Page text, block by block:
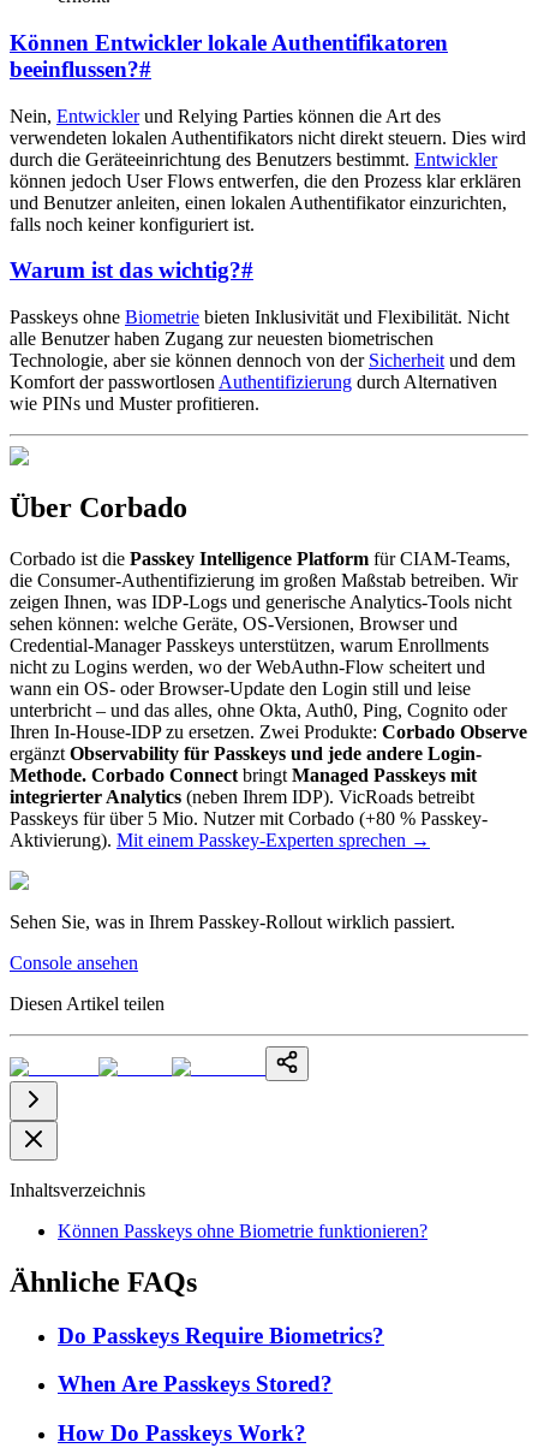
Können Entwickler lokale Authentifikatoren
beeinflussen?#
Nein, Entwicklerund Relying Parties können die Art des
verwendeten lokalen Authentifikators nicht direkt steuern. Dies wird
durch die Geräteeinrichtung des Benutzers bestimmt. Entwickler
können jedoch User Flows entwerfen, die den Prozess klar erklären
und Benutzer anleiten, einen lokalen Authentifikator einzurichten,
falls noch keiner konfiguriert ist.
Warum ist das wichtig?#
Passkeys ohne Biometrie bieten Inklusivität und Flexibilität. Nicht
alle Benutzer haben Zugang zur neuesten biometrischen
Technologie, aber sie können dennoch von der Sicherheit und dem
Komfort der passwortlosen Authentifizierung durch Alternativen
wie PINs und Muster profitieren.
Über Corbado
Corbado ist die Passkey Intelligence Platform für CIAM-Teams,
die Consumer-Authentifizierung im großen Maßstab betreiben. Wir
zeigen Ihnen, was IDP-Logs und generische Analytics-Tools nicht
sehen können: welche Geräte, OS-Versionen, Browser und
Credential-Manager Passkeys unterstützen, warum Enrollments
nicht zu Logins werden, wo der WebAuthn-Flow scheitert und
wann ein OS- oder Browser-Update den Login still und leise
unterbricht – und das alles, ohne Okta, Auth0, Ping, Cognito oder
Ihren In-House-IDP zu ersetzen. Zwei Produkte: Corbado Observe
ergänzt Observability für Passkeys und jede andere Login-
Methode. Corbado Connect bringt Managed Passkeys mit
integrierter Analytics (neben Ihrem IDP). VicRoads betreibt
Passkeys für über 5 Mio. Nutzer mit Corbado (+80 % Passkey-
Aktivierung). Mit einem Passkey-Experten sprechen →
Sehen Sie, was in Ihrem Passkey-Rollout wirklich passiert.
Console ansehen
Diesen Artikel teilen
Inhaltsverzeichnis
Können Passkeys ohne Biometrie funktionieren?
Ähnliche FAQs
Do Passkeys Require Biometrics?
When Are Passkeys Stored?
How Do Passkeys Work?